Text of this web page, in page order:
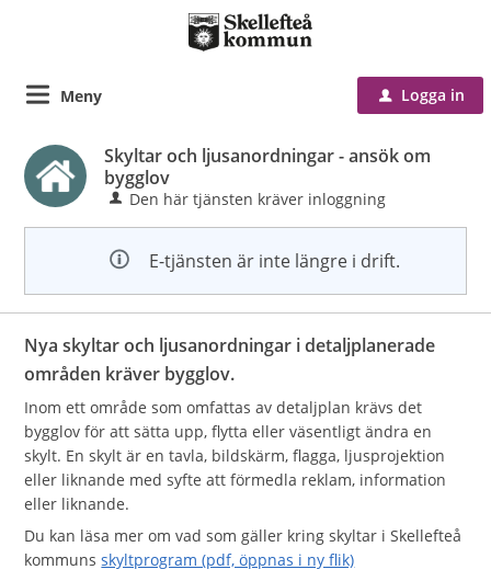
Meny u Logga in
Skyltar och ljusanordningar - ansök om
bygglov
Den här tjänsten kräver inloggning
E-tjänsten är inte längre i drift.
Nya skyltar och ljusanordningar i detaljplanerade
områden kräver bygglov.
Inom ett område som omfattas av detaljplan krävs det
bygglov för att sätta upp, flytta eller väsentligt ändra en
skylt. En skylt är en tavla, bildskärm, flagga, ljusprojektion
eller liknande med syfte att förmedla reklam, information
eller liknande.
Du kan läsa mer om vad som gäller kring skyltar i Skellefteå
kommunsskyltprogram (pdf, öppnas i ny flik)